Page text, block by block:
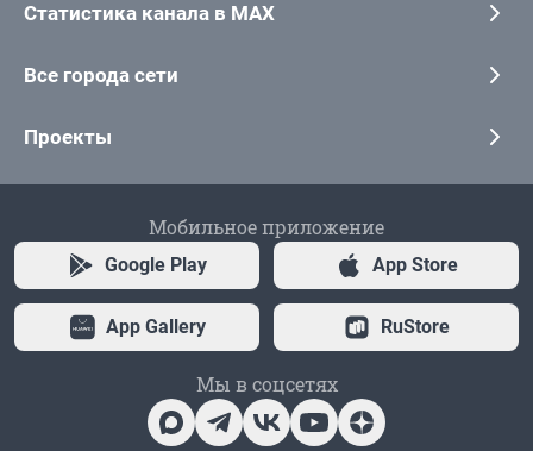
Статистика канала в MAX
Все города сети
Проекты
Мобильное приложение
Google Play App Store
App Gallery RuStore
Мы в соцсетях